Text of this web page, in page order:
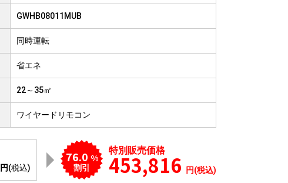
GWHB08011MUB
同時運転
省エネ
22～35㎡
ワイヤードリモコン
円(税込)
76.0 %
割引
特別販売価格
453,816 円(税込)